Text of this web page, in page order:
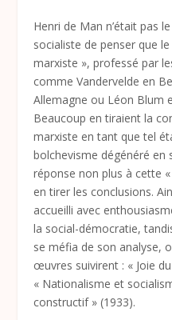
Henri de Man n’était pas
socialiste de penser que
marxiste », professé par
comme Vandervelde en
Allemagne ou Léon Blum
Beaucoup en tiraient la
marxiste en tant que tel
bolchevisme dégénéré en
réponse non plus à cette
en tirer les conclusions.
accueilli avec
la social-démocratie,
se méfia de son analyse,
œuvres suivirent : « Joie
« Nationalisme et
constructif » (1933).